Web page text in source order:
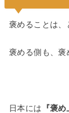
褒めることは、
褒める側も、褒
日本には 『褒め